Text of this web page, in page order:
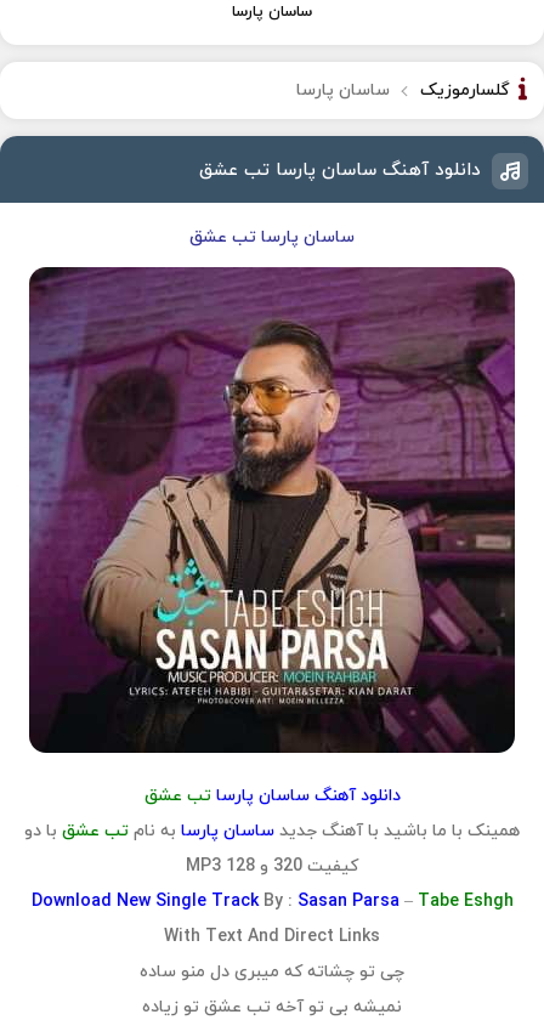
ساسان پارسا
گلسارموزیک ساسان پارسا
دانلود آهنگ ساسان پارسا تب عشق
ساسان پارسا تب عشق
دانلود آهنگ ساسان پارسا تب عشق
همینک با ما باشید با آهنگ جدید ساسان پارسا به نام تب عشق با دو
کیفیت 320 و 128 MP3
Download New Single Track By : Sasan Parsa – Tabe Eshgh
With Text And Direct Links
چی تو چشاته که میبری دل منو ساده
نمیشه بی تو آخه تب عشق تو زیاده